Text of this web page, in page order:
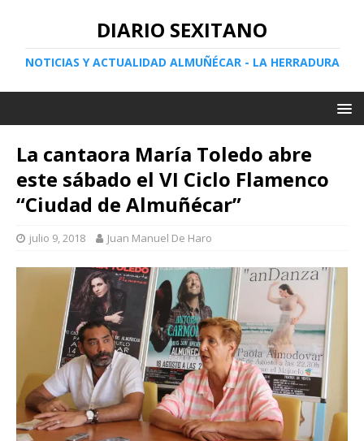
DIARIO SEXITANO
NOTICIAS Y ACTUALIDAD ALMUÑÉCAR - LA HERRADURA
La cantaora María Toledo abre
este sábado el VI Ciclo Flamenco
“Ciudad de Almuñécar”
julio 9, 2018 Juan Manuel De Haro